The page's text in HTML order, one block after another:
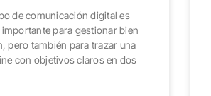
de comunicación digital es
para gestionar bien
pero también para trazar una
con objetivos claros en dos